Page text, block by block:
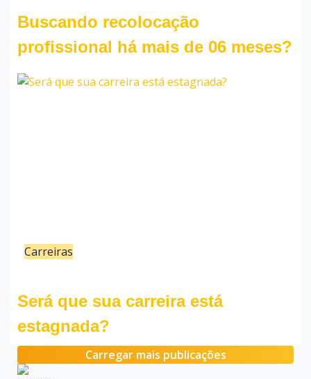
Buscando recolocação
profissional há mais de 06 meses?
Carreiras
Será que sua carreira está
estagnada?
Carregar mais publicações